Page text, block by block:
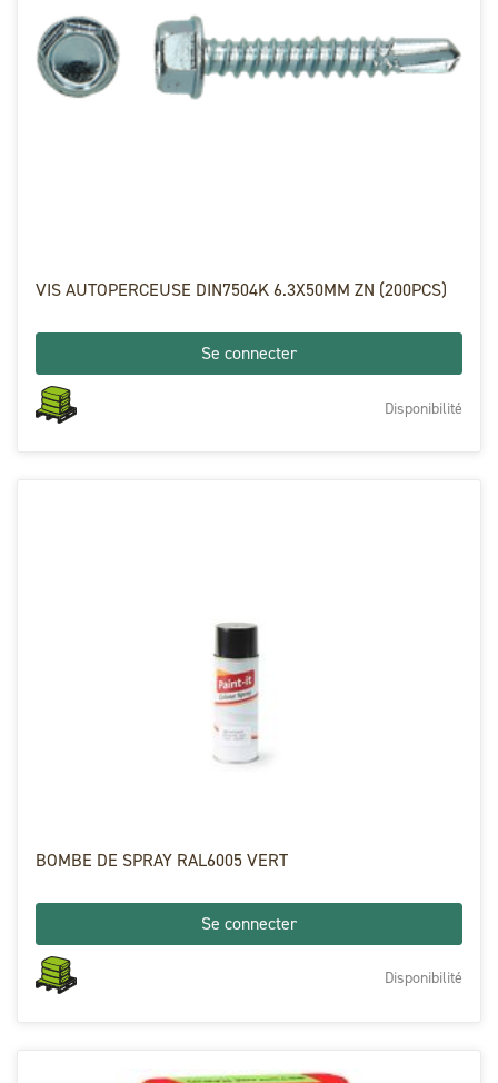
VIS AUTOPERCEUSE DIN7504K 6.3X50MM ZN (200PCS)
Se connecter
Disponibilité
BOMBE DE SPRAY RAL6005 VERT
Se connecter
Disponibilité